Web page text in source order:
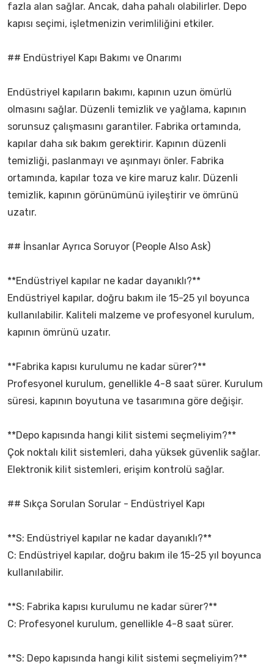
fazla alan sağlar. Ancak, daha pahalı olabilirler. Depo
kapısı seçimi, işletmenizin verimliliğini etkiler.
## Endüstriyel Kapı Bakımı ve Onarımı
Endüstriyel kapıların bakımı, kapının uzun ömürlü
olmasını sağlar. Düzenli temizlik ve yağlama, kapının
sorunsuz çalışmasını garantiler. Fabrika ortamında,
kapılar daha sık bakım gerektirir. Kapının düzenli
temizliği, paslanmayı ve aşınmayı önler. Fabrika
ortamında, kapılar toza ve kire maruz kalır. Düzenli
temizlik, kapının görünümünü iyileştirir ve ömrünü
uzatır.
## İnsanlar Ayrıca Soruyor (People Also Ask)
**Endüstriyel kapılar ne kadar dayanıklı?**
Endüstriyel kapılar, doğru bakım ile 15-25 yıl boyunca
kullanılabilir. Kaliteli malzeme ve profesyonel kurulum,
kapının ömrünü uzatır.
**Fabrika kapısı kurulumu ne kadar sürer?**
Profesyonel kurulum, genellikle 4-8 saat sürer. Kurulum
süresi, kapının boyutuna ve tasarımına göre değişir.
**Depo kapısında hangi kilit sistemi seçmeliyim?**
Çok noktalı kilit sistemleri, daha yüksek güvenlik sağlar.
Elektronik kilit sistemleri, erişim kontrolü sağlar.
## Sıkça Sorulan Sorular - Endüstriyel Kapı
**S: Endüstriyel kapılar ne kadar dayanıklı?**
C: Endüstriyel kapılar, doğru bakım ile 15-25 yıl boyunca
kullanılabilir.
**S: Fabrika kapısı kurulumu ne kadar sürer?**
C: Profesyonel kurulum, genellikle 4-8 saat sürer.
**S: Depo kapısında hangi kilit sistemi seçmeliyim?**